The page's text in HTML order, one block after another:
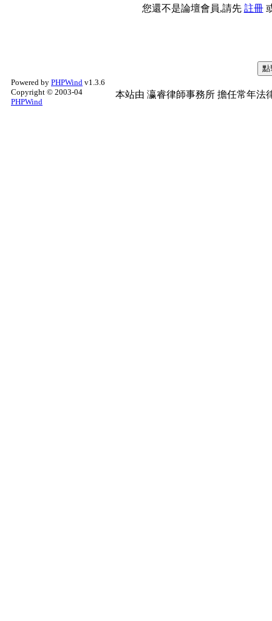
您還不是論壇會員,請先 註冊
Powered by PHPWind v1.3.6
Copyright © 2003-04
PHPWind
本站由 瀛睿律師事務所 擔任常年法